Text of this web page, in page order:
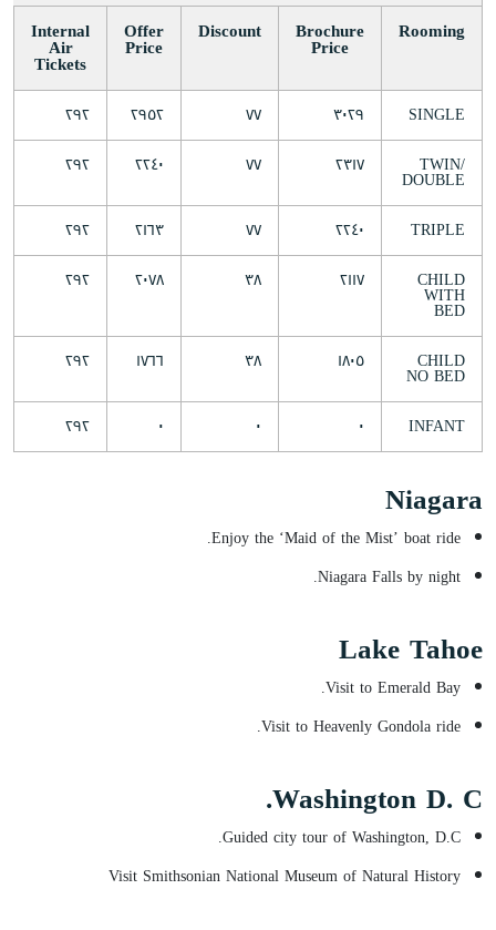
Rooming
Brochure
Price
Discount
Offer
Price
Internal
Air
Tickets
SINGLE ٣٠٢٩ ٧٧ ٢٩٥٢
٢٩٢
TWIN/
DOUBLE
٢٣١٧ ٧٧ ٢٢٤٠ ٢٩٢
TRIPLE ٢٢٤٠ ٧٧ ٢١٦٣
٢٩٢
CHILD
WITH
BED
٢١١٧ ٣٨ ٢٠٧٨ ٢٩٢
CHILD
NO BED
١٨٠٥ ٣٨ ١٧٦٦ ٢٩٢
INFANT ٠ ٠ ٠ ٢٩٢
Niagara
Enjoy the ‘Maid of the Mist’ boat ride.
Niagara Falls by night.
Lake Tahoe
Visit to Emerald Bay.
Visit to Heavenly Gondola ride.
Washington D. C.
Guided city tour of Washington, D.C.
Visit Smithsonian National Museum of Natural History